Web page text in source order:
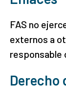
FAS no
externos a
responsable
Derecho